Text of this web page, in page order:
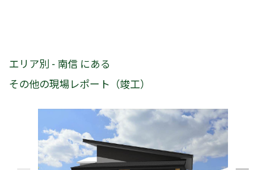
エリア別 - 南信 にある
その他の現場レポート（竣工）